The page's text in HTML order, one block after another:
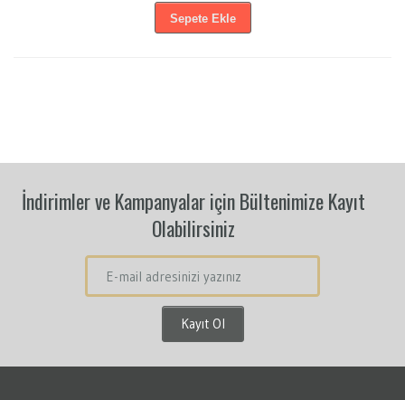
Sepete Ekle
İndirimler ve Kampanyalar için Bültenimize Kayıt
Olabilirsiniz